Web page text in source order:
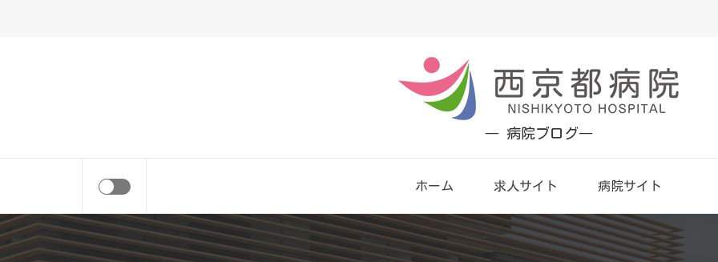
ッ
プ
― 病院ブログ―
ホーム 求人サイト 病院サイト